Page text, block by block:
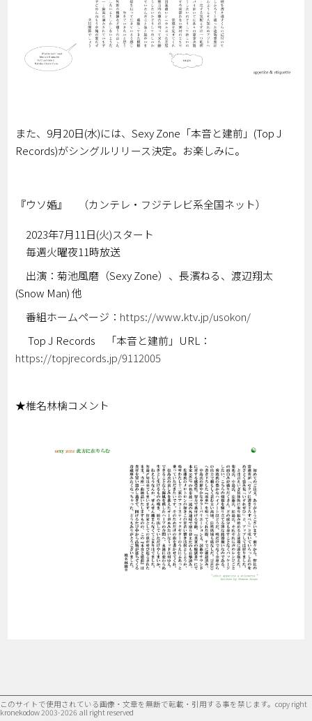
また、9月20日(水)には、Sexy Zone「本音と建前」(Top J
Records)がシングルリリース決定。お楽しみに。
『ウソ婚』 （カンテレ・フジテレビ系全国ネット）
2023年7月11日(火)スタート
毎週火曜夜11時放送
出演：菊池風磨（Sexy Zone）、長濱ねる、渡辺翔太
(Snow Man) 他
番組ホームページ： https://www.ktv.jp/usokon/
Top J Records 「本音と建前」URL：
https://topjrecords.jp/9112005
★椎名林檎コメント
このサイトで使用されている画像・文章を無断で転載・引用する事を禁じます。 copy right
kronekodow 2003-2026 all right reserved